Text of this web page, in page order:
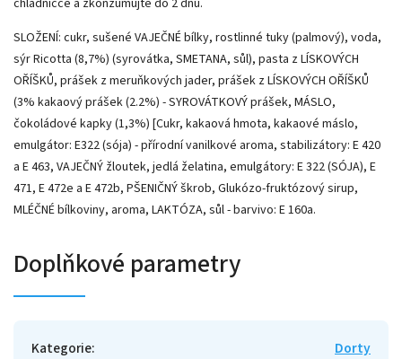
SLOŽENÍ: cukr, sušené VAJEČNÉ bílky, rostlinné tuky (palmový), voda,
sýr Ricotta (8,7%) (syrovátka, SMETANA, sůl), pasta z LÍSKOVÝCH
OŘÍŠKŮ, prášek z meruňkových jader, prášek z LÍSKOVÝCH OŘÍŠKŮ
(3% kakaový prášek (2.2%) - SYROVÁTKOVÝ prášek, MÁSLO,
čokoládové kapky (1,3%) [Cukr, kakaová hmota, kakaové máslo,
emulgátor: E322 (sója) - přírodní vanilkové aroma, stabilizátory: E 420
a E 463, VAJEČNÝ žloutek, jedlá želatina, emulgátory: E 322 (SÓJA), E
471, E 472e a E 472b, PŠENIČNÝ škrob, Glukózo-fruktózový sirup,
MLÉČNÉ bílkoviny, aroma, LAKTÓZA, sůl - barvivo: E 160a.
Doplňkové parametry
Kategorie:
Dorty